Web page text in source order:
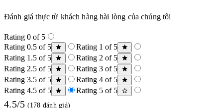
Đánh giá thực từ khách hàng hài lòng của chúng tôi
Rating 0 of 5
Rating 0.5 of 5
Rating 1 of 5
Rating 1.5 of 5
Rating 2 of 5
Rating 2.5 of 5
Rating 3 of 5
Rating 3.5 of 5
Rating 4 of 5
Rating 4.5 of 5
Rating 5 of 5
4.5/5 (178 đánh giá)